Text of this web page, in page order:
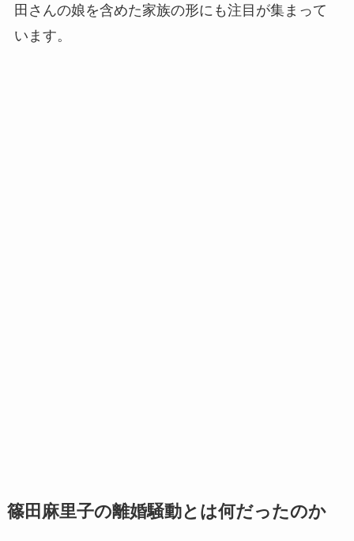
田さんの娘を含めた家族の形にも注目が集まって
います。
篠田麻里子の離婚騒動とは何だったのか